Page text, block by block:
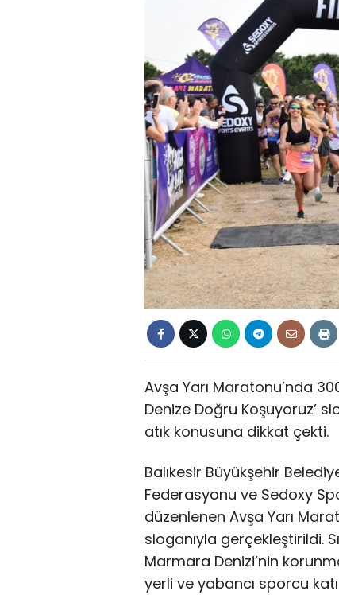
Avşa Yarı Maratonu’nda
Denize Doğru Koşuyoruz’
atık konusuna dikkat çekti.
Balıkesir Büyükşehir
Federasyonu ve Sedoxy
düzenlenen Avşa Yarı
sloganıyla gerçekleştirildi.
Marmara Denizi’nin
yerli ve yabancı sporcu